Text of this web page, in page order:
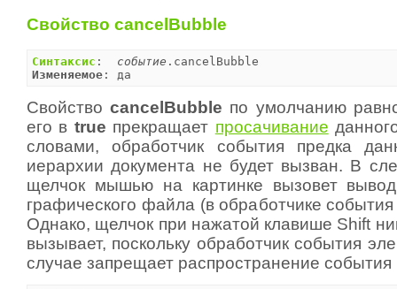
Свойство cancelBubble
Синтаксис : событие
Изменяемое : да
СвойствоcancelBubble по умолчанию
его в true прекращает просачивание
словами, обработчик события предка
иерархии документа не будет вызван. В
щелчок мышью на картинке вызовет
графического файла (в обработчике
Однако, щелчок при нажатой клавише Shift
вызывает, поскольку обработчик события
случае запрещает распространение события